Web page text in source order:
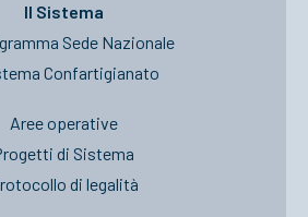
Il Sistema
Sede Nazionale
Confartigianato
Aree operative
di Sistema
di legalità